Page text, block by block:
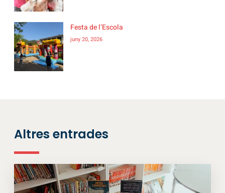
Festa de l’Escola
juny 20, 2026
Altres entrades